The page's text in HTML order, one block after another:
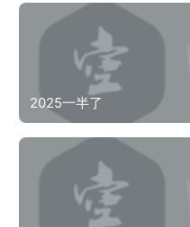
2025一半了